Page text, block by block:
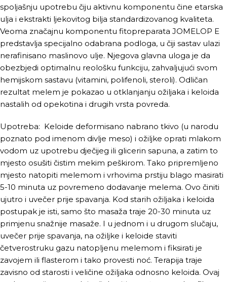
spoljašnju upotrebu čiju aktivnu komponentu čine etarska
ulja i ekstrakti ljekovitog bilja standardizovanog kvaliteta.
Veoma značajnu komponentu fitopreparata JOMELOP E
predstavlja specijalno odabrana podloga, u čiji sastav ulazi
nerafinisano maslinovo ulje. Njegova glavna uloga je da
obezbjedi optimalnu reološku funkciju, zahvaljujući svom
hemijskom sastavu (vitamini, polifenoli, steroli). Odličan
rezultat melem je pokazao u otklanjanju ožiljaka i keloida
nastalih od opekotina i drugih vrsta povreda.
Upotreba: Keloide deformisano nabrano tkivo (u narodu
poznato pod imenom divlje meso) i ožiljke oprati mlakom
vodom uz upotrebu dječijeg ili glicerin sapuna, a zatim to
mjesto osušiti čistim mekim peškirom. Tako pripremljeno
mjesto natopiti melemom i vrhovima prstiju blago masirati
5-10 minuta uz povremeno dodavanje melema. Ovo činiti
ujutro i uvečer prije spavanja. Kod starih ožiljaka i keloida
postupak je isti, samo što masaža traje 20-30 minuta uz
primjenu snažnije masaže. I u jednom i u drugom slučaju,
uvečer prije spavanja, na ožiljke i keloide staviti
četverostruku gazu natopljenu melemom i fiksirati je
zavojem ili flasterom i tako provesti noć. Terapija traje
zavisno od starosti i veličine ožiljaka odnosno keloida. Ovaj